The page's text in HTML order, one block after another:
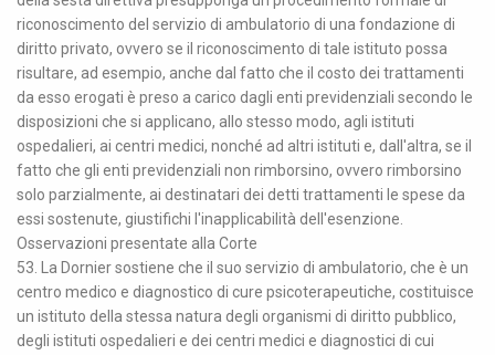
riconoscimento del servizio di ambulatorio di una fondazione di
diritto privato, ovvero se il riconoscimento di tale istituto possa
risultare, ad esempio, anche dal fatto che il costo dei trattamenti
da esso erogati è preso a carico dagli enti previdenziali secondo le
disposizioni che si applicano, allo stesso modo, agli istituti
ospedalieri, ai centri medici, nonché ad altri istituti e, dall'altra, se il
fatto che gli enti previdenziali non rimborsino, ovvero rimborsino
solo parzialmente, ai destinatari dei detti trattamenti le spese da
essi sostenute, giustifichi l'inapplicabilità dell'esenzione.
Osservazioni presentate alla Corte
53. La Dornier sostiene che il suo servizio di ambulatorio, che è un
centro medico e diagnostico di cure psicoterapeutiche, costituisce
un istituto della stessa natura degli organismi di diritto pubblico,
degli istituti ospedalieri e dei centri medici e diagnostici di cui